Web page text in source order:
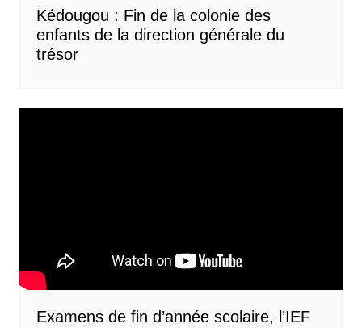
Kédougou : Fin de la colonie des
enfants de la direction générale du
trésor
Examens de fin d’année scolaire, l’IEF